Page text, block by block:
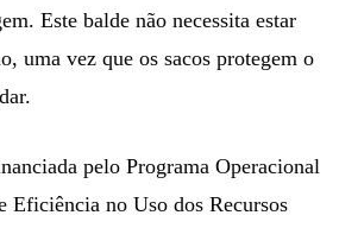
Este balde não necessita estar
uma vez que os sacos protegem o
pelo Programa Operacional
Eficiência no Uso dos Recursos